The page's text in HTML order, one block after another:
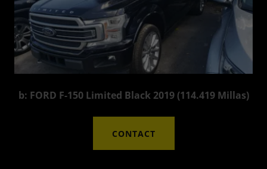
b: FORD F-150 Limited Black 2019 (114.419 Millas)
CONTACT